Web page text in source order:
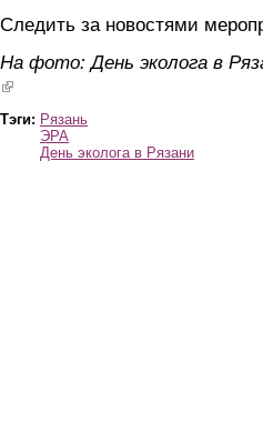
Следить за новостями
На фото: День эколога в
(link is external)
Тэги: Рязань
ЭРА
День эколога в Рязани